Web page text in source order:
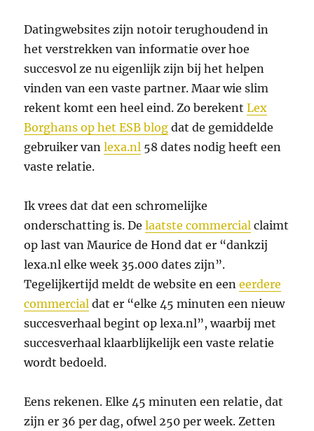
Datingwebsites zijn notoir terughoudend in
het verstrekken van informatie over hoe
succesvol ze nu eigenlijk zijn bij het helpen
vinden van een vaste partner. Maar wie slim
rekent komt een heel eind. Zo berekentLex
Borghans op het ESB blog dat de gemiddelde
gebruiker vanlexa.nl 58 dates nodig heeft een
vaste relatie.
Ik vrees dat dat een schromelijke
onderschatting is. Delaatste commercial claimt
op last van Maurice de Hond dat er “dankzij
lexa.nl elke week 35.000 dates zijn”.
Tegelijkertijd meldt de website en eeneerdere
commercial dat er “elke 45 minuten een nieuw
succesverhaal begint op lexa.nl”, waarbij met
succesverhaal klaarblijkelijk een vaste relatie
wordt bedoeld.
Eens rekenen. Elke 45 minuten een relatie, dat
zijn er 36 per dag, ofwel 250 per week. Zetten